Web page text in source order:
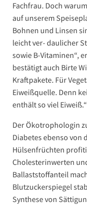
Fachfrau. Doch
auf unserem
Bohnen und Linsen
leicht ver- daulicher
sowie B-Vitaminen“,
bestätigt auch Birte
Kraftpakete. Für
Eiweißquelle. Denn
enthält so viel Eiweiß.“
Der Ökotrophologin
Diabetes ebenso von
Hülsenfrüchten
Cholesterinwerten
Ballaststoffanteil
Blutzuckerspiegel
Synthese von